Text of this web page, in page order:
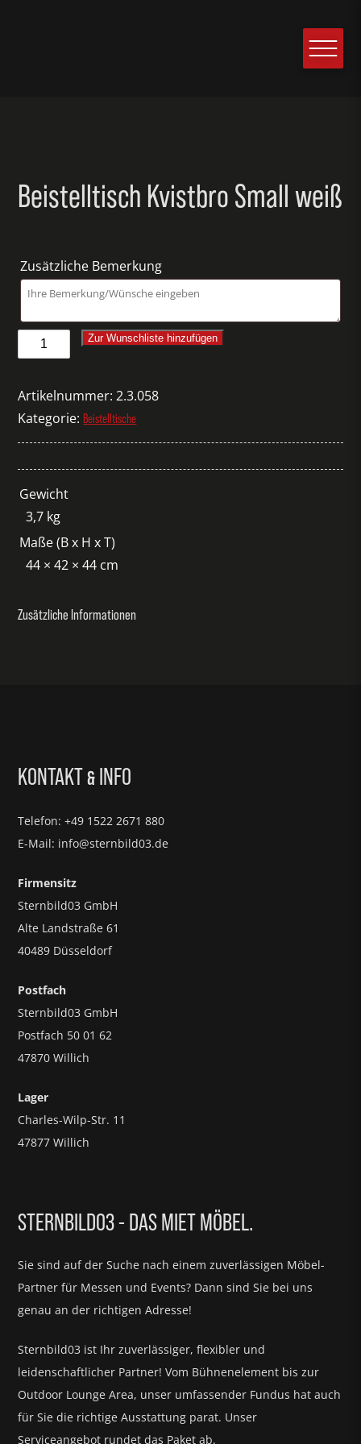
Beistelltisch Kvistbro Small weiß
Zusätzliche Bemerkung
Beistelltisch
Kvistbro
Menge
Zur Wunschliste hinzufügen
Artikelnummer:2.3.058
Kategorie:Beistelltische
Gewicht
3,7 kg
Maße (B x H x T)
44 × 42 × 44 cm
Zusätzliche Informationen
KONTAKT& INFO
Telefon: +49 1522 2671 880
E-Mail: info@sternbild03.de
Firmensitz
Sternbild03 GmbH
Alte Landstraße 61
40489 Düsseldorf
Postfach
Sternbild03 GmbH
Postfach 50 01 62
47870 Willich
Lager
Charles-Wilp-Str. 11
47877 Willich
STERNBILD03 - DAS MIET MÖBEL.
Sie sind auf der Suche nach einem zuverlässigen Möbel-
Partner für Messen und Events? Dann sind Sie bei uns
genau an der richtigen Adresse!
Sternbild03 ist Ihr zuverlässiger, flexibler und
leidenschaftlicher Partner! Vom Bühnenelement bis zur
Outdoor Lounge Area, unser umfassender Fundus hat auch
für Sie die richtige Ausstattung parat. Unser
Serviceangebot rundet das Paket ab.